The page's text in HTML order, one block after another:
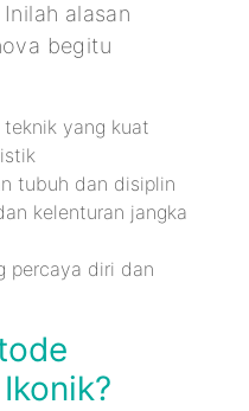
alasan
begitu
yang kuat
tubuh dan disiplin
kelenturan jangka
percaya diri dan